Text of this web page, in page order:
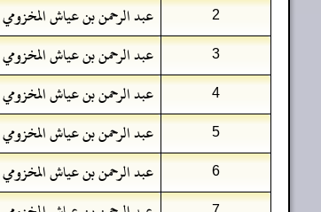
2 عبد الرحمن بن عياش المخزومي
3 عبد الرحمن بن عياش المخزومي
4 عبد الرحمن بن عياش المخزومي
5 عبد الرحمن بن عياش المخزومي
6 عبد الرحمن بن عياش المخزومي